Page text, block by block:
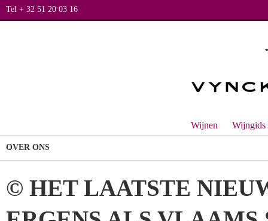
Tel + 32 51 20 03 16
Wijnen Wijngids
OVER ONS
© HET LAATSTE